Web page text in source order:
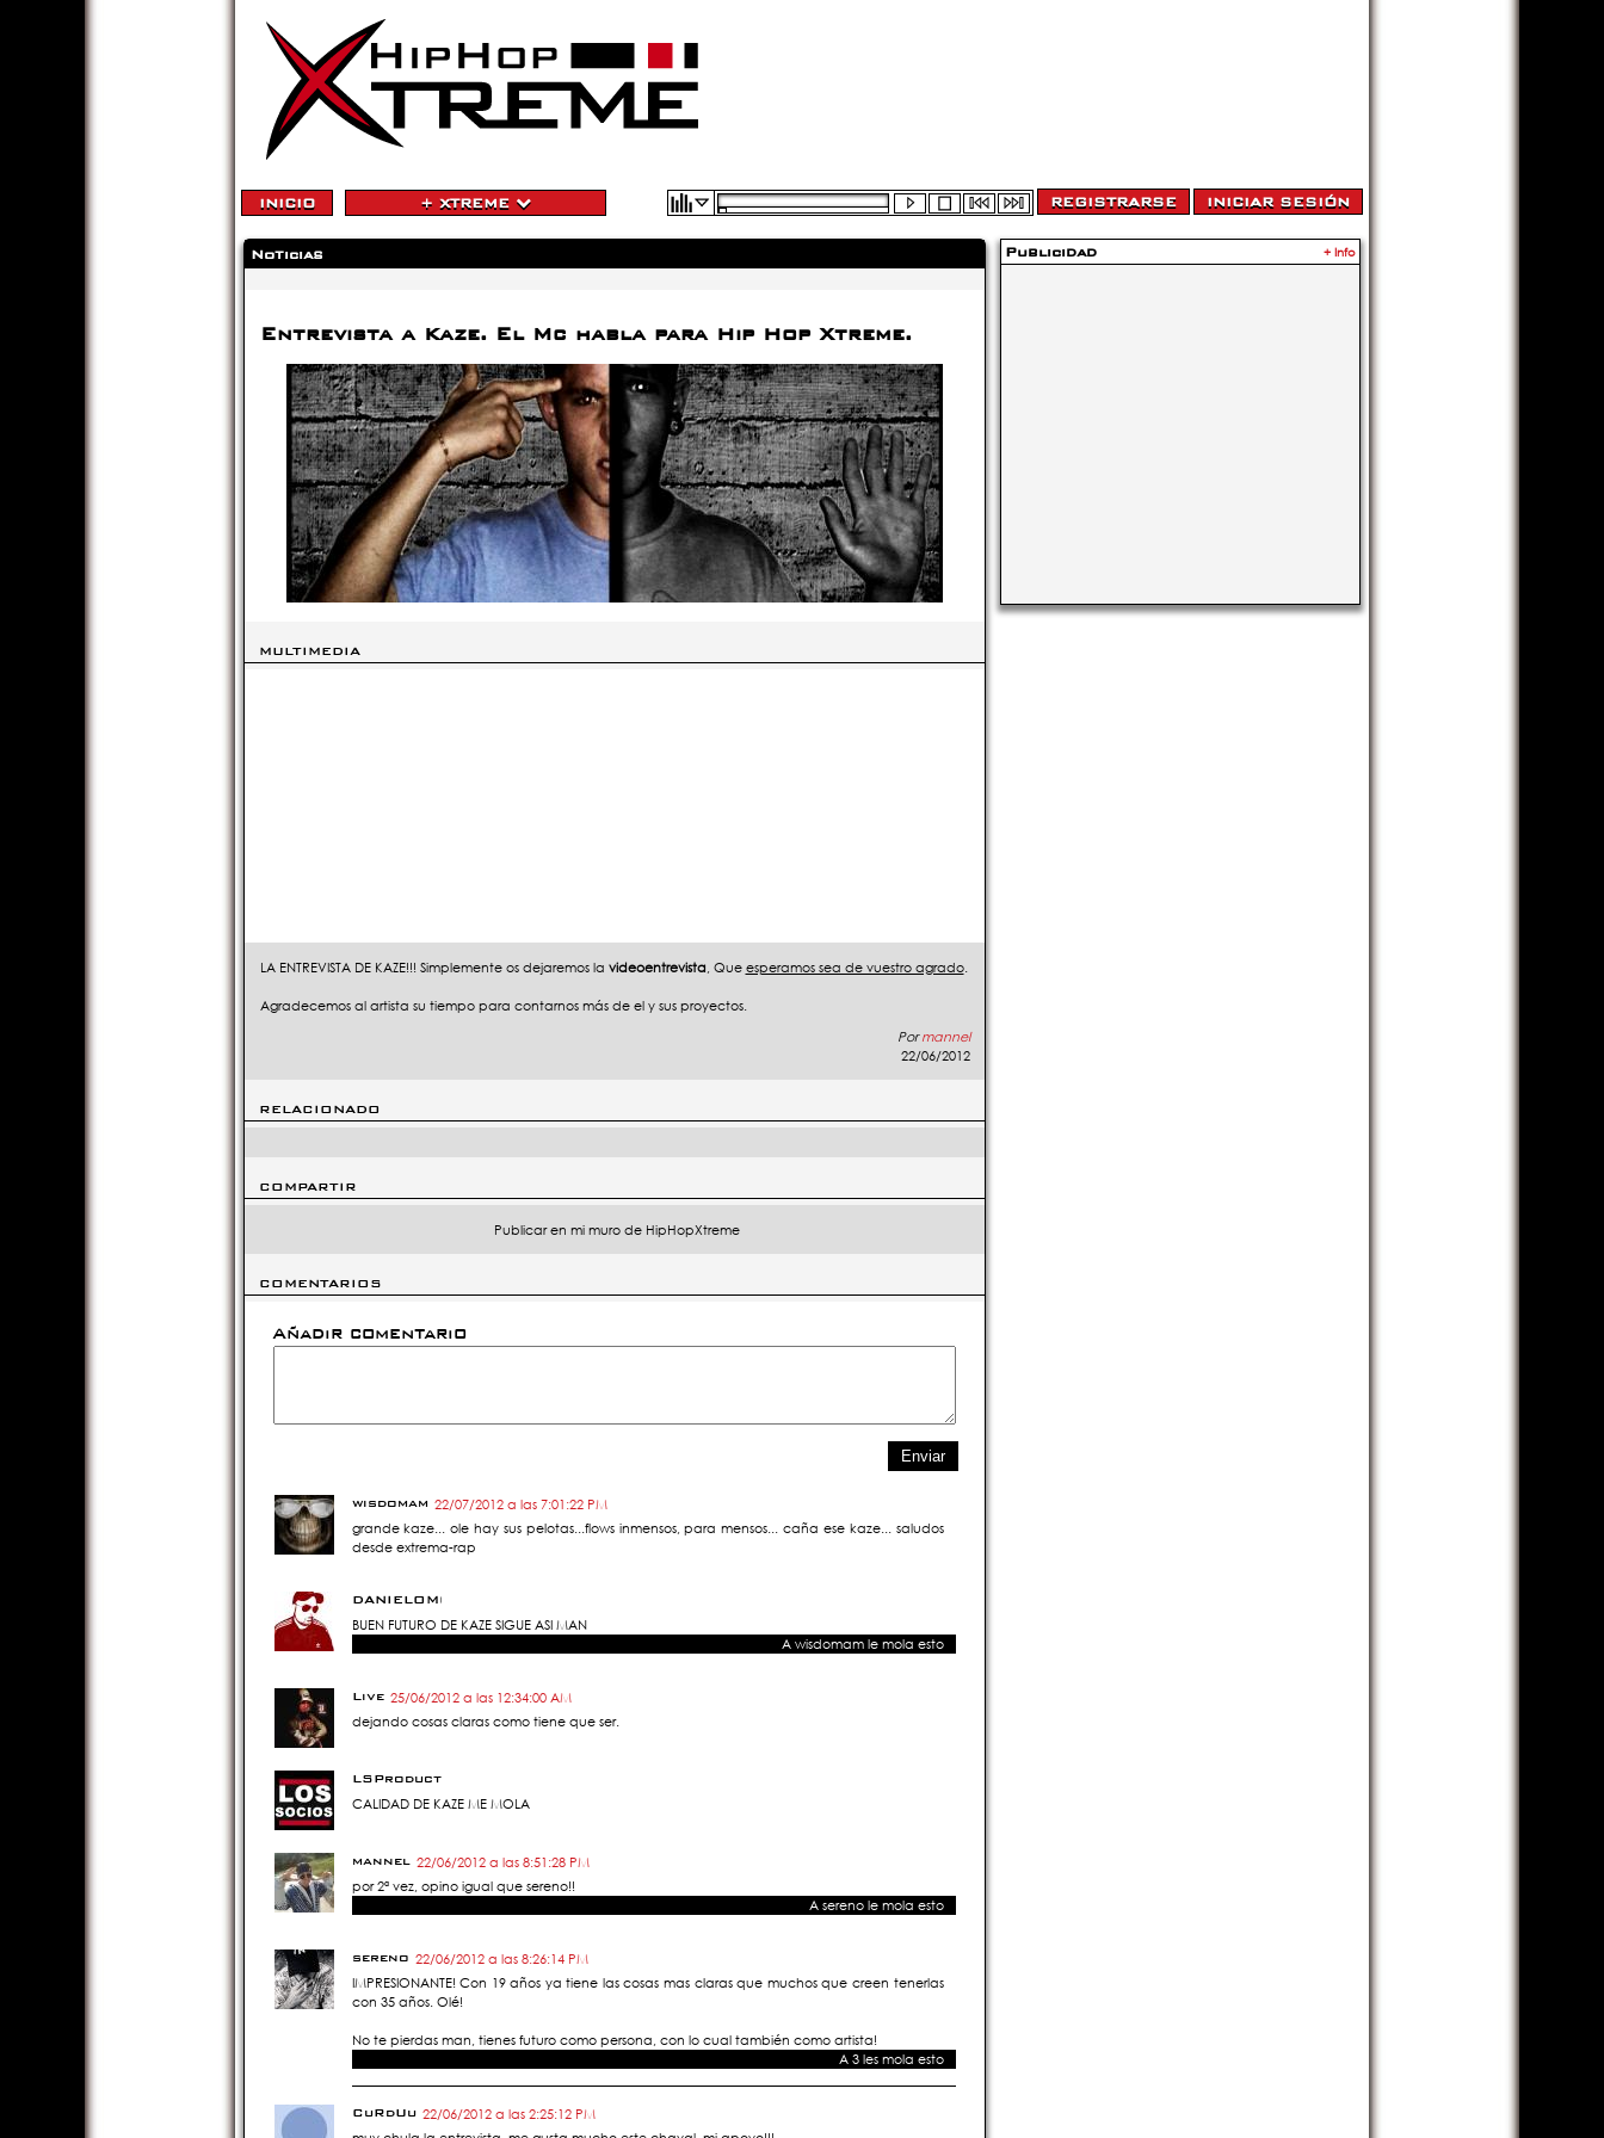
INICIO + XTREME
Noticias
Entrevista a Kaze. El Mc habla para Hip Hop Xtreme.
MULTIMEDIA
LA ENTREVISTA DE KAZE!!! Simplemente os dejaremos la videoentrevista, Queesperamos sea de vuestro agrado.
Agradecemos al artista su tiempo para contarnos más de el y sus proyectos.
Pormannel
22/06/2012
RELACIONADO
COMPARTIR
Publicar en mi muro de HipHopXtreme
COMENTARIOS
Añadir comentario
wisdomam 22/07/2012 a las 7:01:22 PM
grande kaze... ole hay sus pelotas...flows inmensos, para mensos... caña ese kaze... saludos
desde extrema-rap
DANIELOMC
25/06/2012 a las 12:39:41 AM
BUEN FUTURO DE KAZE SIGUE ASI MAN
Awisdomamle mola esto
Live 25/06/2012 a las 12:34:00 AM
dejando cosas claras como tiene que ser.
LSProductions
25/06/2012 a las 12:29:52 AM
CALIDAD DE KAZE ME MOLA
mannel 22/06/2012 a las 8:51:28 PM
por 2ª vez, opino igual que sereno!!
Aserenole mola esto
sereno 22/06/2012 a las 8:26:14 PM
IMPRESIONANTE! Con 19 años ya tiene las cosas mas claras que muchos que creen tenerlas
con 35 años. Olé!
No te pierdas man, tienes futuro como persona, con lo cual también como artista!
A3les mola esto
CuRdUu 22/06/2012 a las 2:25:12 PM
Publicidad + Info